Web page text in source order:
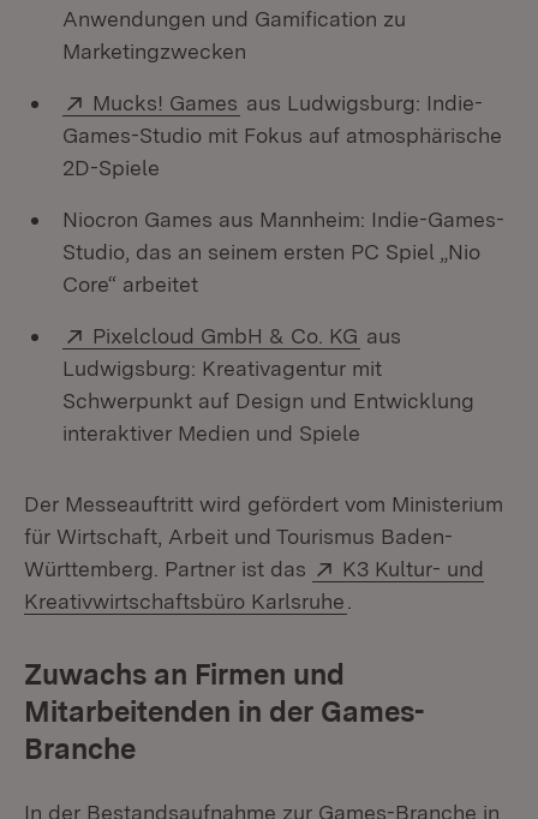
Anwendungen und Gamification zu
Marketingzwecken
Extern:
Mucks! Games (Öffnet in neuem Fenster)
aus Ludwigsburg: Indie-
Games-Studio mit Fokus auf atmosphärische
2D-Spiele
Niocron Games aus Mannheim: Indie-Games-
Studio, das an seinem ersten PC Spiel „Nio
Core“ arbeitet
Extern:
Pixelcloud GmbH & Co. KG (Öffnet in neuem
aus
Ludwigsburg: Kreativagentur mit
Schwerpunkt auf Design und Entwicklung
interaktiver Medien und Spiele
Der Messeauftritt wird gefördert vom Ministerium
für Wirtschaft, Arbeit und Tourismus Baden-
Württemberg. Partner ist das
Extern:
K3 Kultur- und
Kreativwirtschaftsbüro Karlsruhe
Zuwachs an Firmen und
Mitarbeitenden in der Games-
Branche
In der Bestandsaufnahme zur Games-Branche in